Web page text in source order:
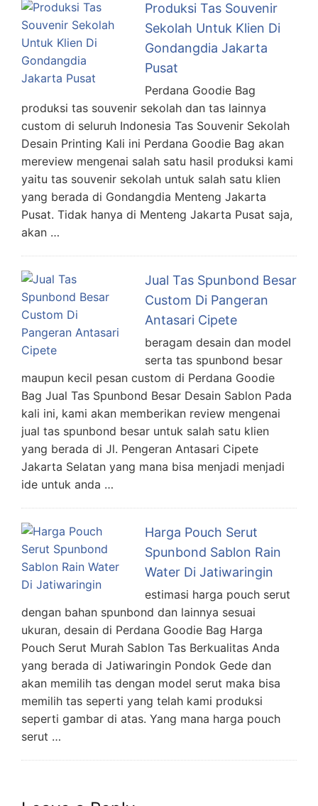
Produksi Tas Souvenir
Sekolah Untuk Klien Di
Gondangdia Jakarta
Pusat
Perdana Goodie Bag
produksi tas souvenir sekolah dan tas lainnya
custom di seluruh Indonesia Tas Souvenir Sekolah
Desain Printing Kali ini Perdana Goodie Bag akan
mereview mengenai salah satu hasil produksi kami
yaitu tas souvenir sekolah untuk salah satu klien
yang berada di Gondangdia Menteng Jakarta
Pusat. Tidak hanya di Menteng Jakarta Pusat saja,
akan …
Jual Tas Spunbond Besar
Custom Di Pangeran
Antasari Cipete
beragam desain dan model
serta tas spunbond besar
maupun kecil pesan custom di Perdana Goodie
Bag Jual Tas Spunbond Besar Desain Sablon Pada
kali ini, kami akan memberikan review mengenai
jual tas spunbond besar untuk salah satu klien
yang berada di Jl. Pengeran Antasari Cipete
Jakarta Selatan yang mana bisa menjadi menjadi
ide untuk anda …
Harga Pouch Serut
Spunbond Sablon Rain
Water Di Jatiwaringin
estimasi harga pouch serut
dengan bahan spunbond dan lainnya sesuai
ukuran, desain di Perdana Goodie Bag Harga
Pouch Serut Murah Sablon Tas Berkualitas Anda
yang berada di Jatiwaringin Pondok Gede dan
akan memilih tas dengan model serut maka bisa
memilih tas seperti yang telah kami produksi
seperti gambar di atas. Yang mana harga pouch
serut …